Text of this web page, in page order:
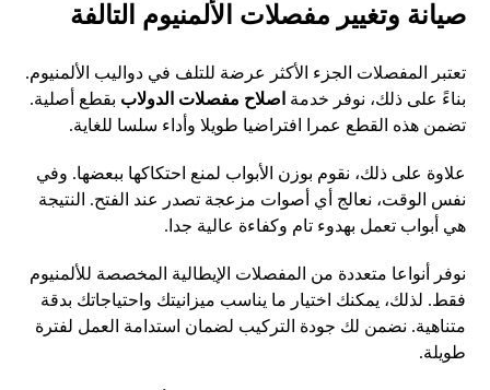
صيانة وتغيير مفصلات الألمنيوم التالفة
تعتبر المفصلات الجزء الأكثر عرضة للتلف في دواليب الألمنيوم.
بناءً على ذلك، نوفر خدمة اصلاح مفصلات الدولاب بقطع أصلية.
تضمن هذه القطع عمرا افتراضيا طويلا وأداء سلسا للغاية.
علاوة على ذلك، نقوم بوزن الأبواب لمنع احتكاكها ببعضها. وفي
نفس الوقت، نعالج أي أصوات مزعجة تصدر عند الفتح. النتيجة
هي أبواب تعمل بهدوء تام وكفاءة عالية جدا.
نوفر أنواعا متعددة من المفصلات الإيطالية المخصصة للألمنيوم
فقط. لذلك، يمكنك اختيار ما يناسب ميزانيتك واحتياجاتك بدقة
متناهية. نضمن لك جودة التركيب لضمان استدامة العمل لفترة
طويلة.